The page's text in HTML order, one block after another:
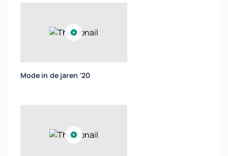
Mode in de jaren '20